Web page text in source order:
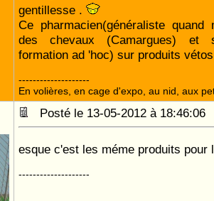
gentillesse .
Ce pharmacien(généraliste
des chevaux (Camargues) et
formation ad 'hoc) sur produits
--------------------
En volières, en cage d'expo, au nid, aux
Posté le 13-05-2012 à
esque c'est les méme produits pour
--------------------